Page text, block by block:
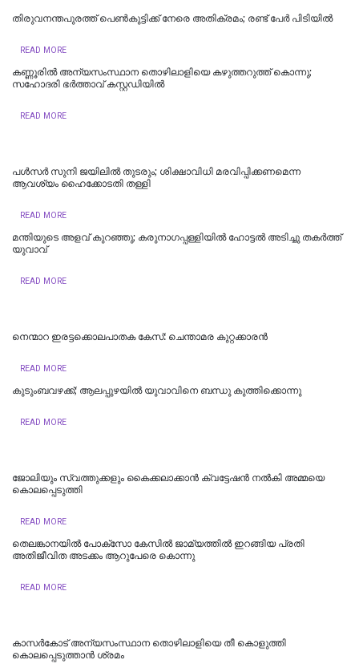
തിരുവനന്തപുരത്ത് പെൺകുട്ടിക്ക് നേരെ അതിക്രമം; രണ്ട് പേർ പിടിയിൽ
READ MORE
കണ്ണൂരിൽ അന്യസംസ്ഥാന തൊഴിലാളിയെ കഴുത്തറുത്ത് കൊന്നു;
സഹോദരി ഭർത്താവ് കസ്റ്റഡിയിൽ
READ MORE
പള്‍സര്‍ സുനി ജയിലില്‍ തുടരും; ശിക്ഷാവിധി മരവിപ്പിക്കണമെന്ന
ആവശ്യം ഹൈക്കോടതി തള്ളി
READ MORE
മന്തിയുടെ അളവ് കുറഞ്ഞു; കരുനാ​ഗപ്പള്ളിയിൽ ഹോട്ടല്‍ അടിച്ചു തകര്‍ത്ത്
യുവാവ്
READ MORE
നെന്മാറ ഇരട്ടക്കൊലപാതക കേസ്: ചെന്താമര കുറ്റക്കാരൻ
READ MORE
കുടുംബവഴക്ക്; ആലപ്പുഴയില്‍ യുവാവിനെ ബന്ധു കുത്തിക്കൊന്നു
READ MORE
ജോലിയും സ്വത്തുക്കളും കൈക്കലാക്കാൻ ക്വട്ടേഷൻ നൽകി അമ്മയെ
കൊലപ്പെടുത്തി
READ MORE
തെലങ്കാനയിൽ പോക്‌സോ കേസില്‍ ജാമ്യത്തില്‍ ഇറങ്ങിയ പ്രതി
അതിജീവിത അടക്കം ആറുപേരെ കൊന്നു
READ MORE
കാസര്‍കോട് അന്യസംസ്ഥാന തൊഴിലാളിയെ തീ കൊളുത്തി
കൊലപ്പെടുത്താന്‍ ശ്രമം